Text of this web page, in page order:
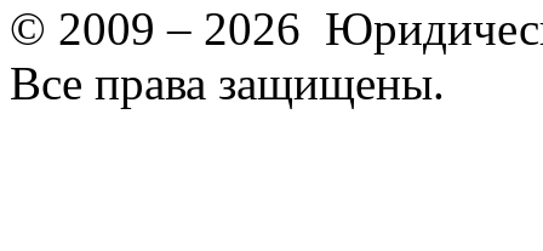
© 2009 – 2026
Все права защищены.